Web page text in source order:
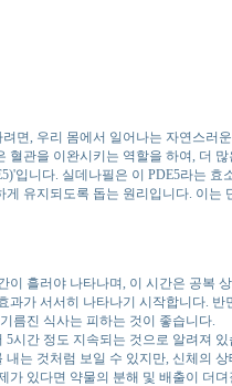
면, 우리 몸에서 일어나는 자연스러
혈관을 이완시키는 역할을 하여, 더
입니다. 실데나필은 이 PDE5라는
유지되도록 돕는 원리입니다. 이
이 흘러야 나타나며, 이 시간은 공복
과가 서서히 나타나기 시작합니다.
름진 식사는 피하는 것이 좋습니다.
5시간 정도 지속되는 것으로 알려져
내는 것처럼 보일 수 있지만, 신체의
가 있다면 약물의 분해 및 배출이 더